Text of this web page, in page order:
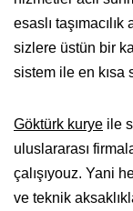
esaslı
sizlere üstün bir
sistem ile en kısa
Göktürk kurye ile
uluslararası
çalışıyouz. Yani
ve teknik